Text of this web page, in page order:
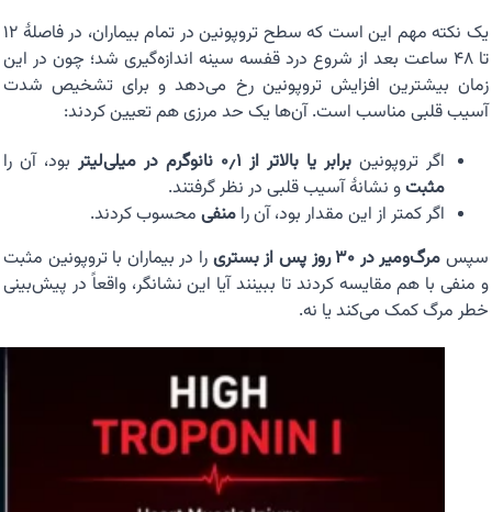
یک نکته مهم این است که سطح تروپونین در تمام بیماران، در فاصلهٔ ۱۲
تا ۴۸ ساعت بعد از شروع درد قفسه سینه اندازه‌گیری شد؛ چون در این
زمان بیشترین افزایش تروپونین رخ می‌دهد و برای تشخیص شدت
آسیب قلبی مناسب است. آن‌ها یک حد مرزی هم تعیین کردند:
اگر تروپونین برابر یا بالاتر از ۰٫۱ نانوگرم در میلی‌لیتر
بود، آن را
مثبتو نشانهٔ آسیب قلبی در نظر گرفتند.
اگر کمتر از این مقدار بود، آن را منفی محسوب کردند.
سپس مرگ‌ومیر در ۳۰ روز پس از بستری
را در بیماران با تروپونین مثبت
و منفی با هم مقایسه کردند تا ببینند آیا این نشانگر، واقعاً در پیش‌بینی
خطر مرگ کمک می‌کند یا نه.